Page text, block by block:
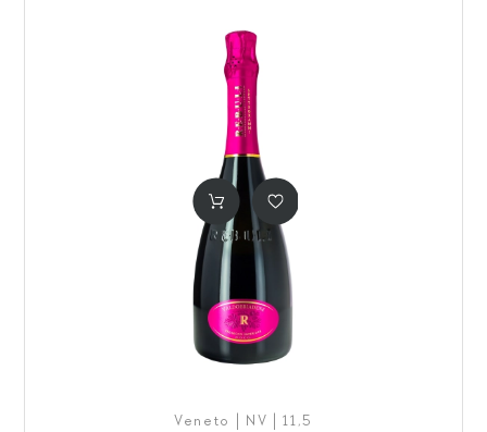
Veneto | NV | 11,5